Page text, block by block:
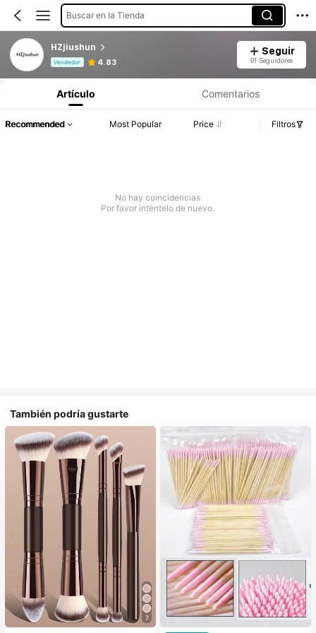
Buscar en la Tienda
HZjiushun
Vendedor 4.83
Seguir
91 Seguidores
Artículo Comentarios
Recommended Most Popular Price Filtros
No hay coincidencias
Por favor inténtelo de nuevo.
También podría gustarte
7